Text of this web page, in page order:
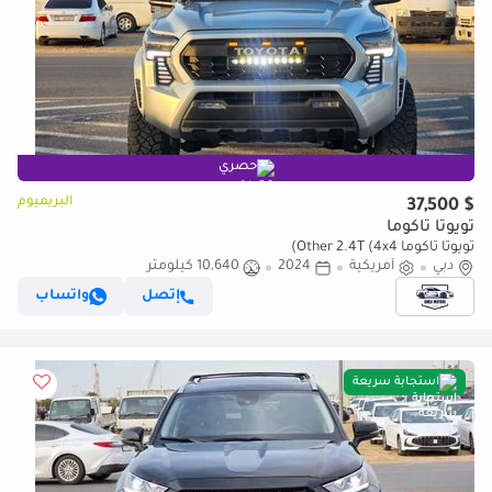
حصري
$ 37,500 البريميوم
تويوتا تاكوما
تويوتا تاكوما Other 2.4T (4x4)
دبي
أمريكية 2024
10,640 كيلومتر
إتصل
واتساب
استجابة سريعة